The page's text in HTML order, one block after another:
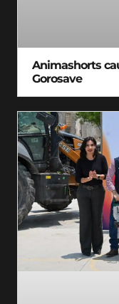
Animashorts
Gorosave